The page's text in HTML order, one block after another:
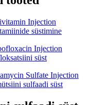
süstimine
süst
sulfaadi süst